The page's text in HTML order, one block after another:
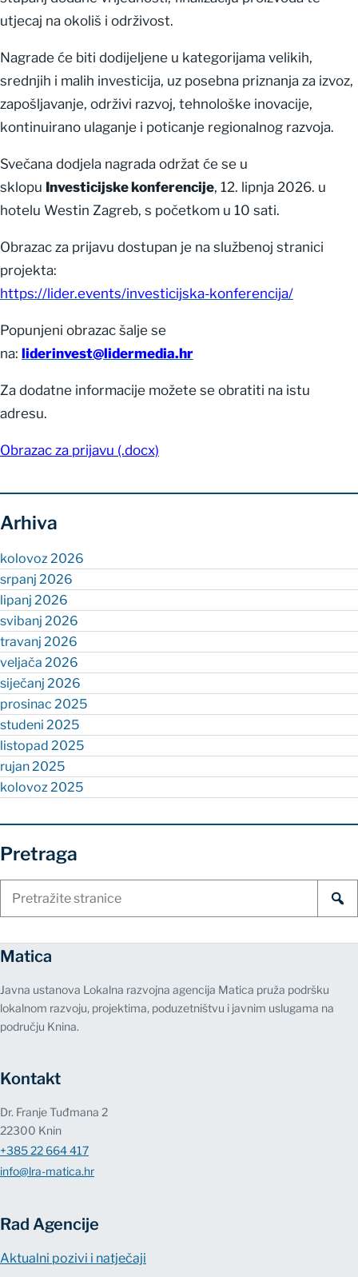
utjecaj na okoliš i održivost.
Nagrade će biti dodijeljene u kategorijama velikih,
srednjih i malih investicija, uz posebna priznanja za izvoz,
zapošljavanje, održivi razvoj, tehnološke inovacije,
kontinuirano ulaganje i poticanje regionalnog razvoja.
Svečana dodjela nagrada održat će se u
sklopu Investicijske konferencije, 12. lipnja 2026. u
hotelu Westin Zagreb, s početkom u 10 sati.
Obrazac za prijavu dostupan je na službenoj stranici
projekta:
https://lider.events/investicijska-konferencija/
Popunjeni obrazac šalje se
na: liderinvest@lidermedia.hr
Za dodatne informacije možete se obratiti na istu
adresu.
Obrazac za prijavu (.docx)
Arhiva
kolovoz 2026
srpanj 2026
lipanj 2026
svibanj 2026
travanj 2026
veljača 2026
siječanj 2026
prosinac 2025
studeni 2025
listopad 2025
rujan 2025
kolovoz 2025
Pretraga
Matica
Javna ustanova Lokalna razvojna agencija Matica pruža podršku
lokalnom razvoju, projektima, poduzetništvu i javnim uslugama na
području Knina.
Kontakt
Dr. Franje Tuđmana 2
22300 Knin
+385 22 664 417
info@lra-matica.hr
Rad Agencije
Aktualni pozivi i natječaji